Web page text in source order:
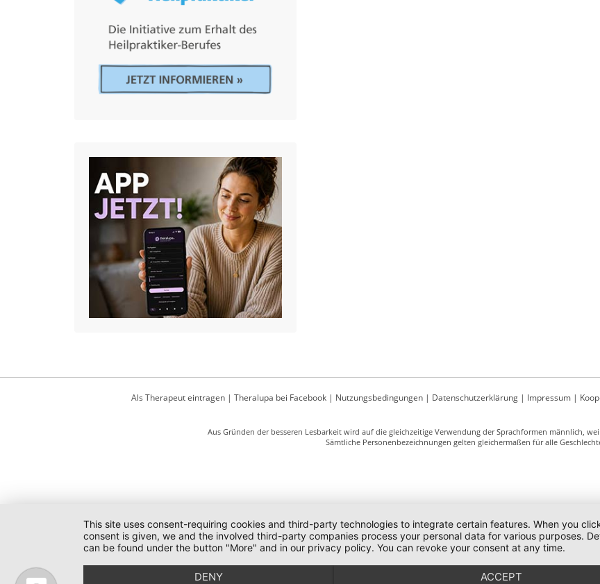
Als Therapeut eintragen| Theralupa bei Facebook| Nutzungsbedingungen| Datenschutzerklärung| Impressum|
Aus Gründen der besseren Lesbarkeit wird auf die gleichzeitige Verwendung der Sprachformen männlich,
Sämtliche Personenbezeichnungen gelten gleichermaßen für alle
This site uses consent-requiring cookies and third-party technologies to integrate certain features. When you
consent is given, we and the involved third-party companies process your personal data for various purposes.
can be found under the button "More" and in our privacy policy. You can revoke your consent at any time.
DENY ACCEPT